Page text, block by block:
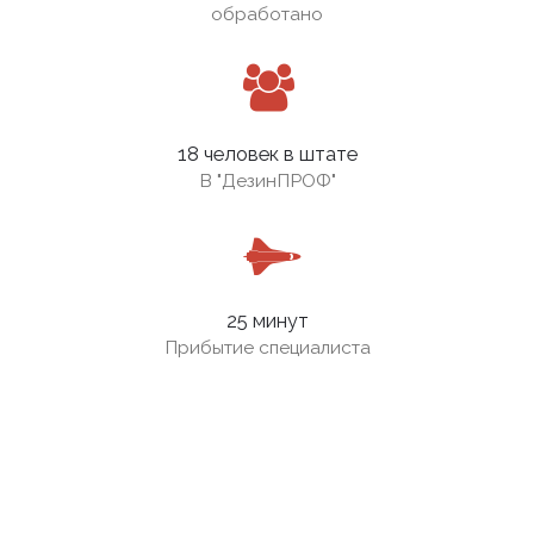
обработано
18 человек в штате
В "ДезинПРОФ"
25 минут
Прибытие специалиста